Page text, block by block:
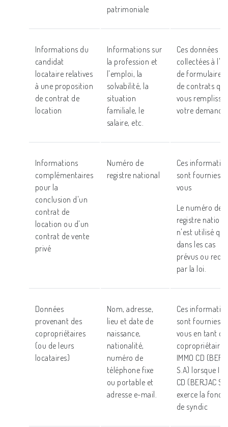
patrimoniale
Informations du
candidat
locataire relatives
à une proposition
de contrat de
location
Informations sur
la profession et
l'emploi, la
solvabilité, la
situation
familiale, le
salaire, etc.
Ces données
collectées à
de formulaires
de contrats
vous
votre demande.
Informations
complémentaires
pour la
conclusion d'un
contrat de
location ou d'un
contrat de vente
privé
Numéro de
registre national
Ces
sont fournies
vous
Le numéro de
registre
n'est utilisé que
dans les cas
prévus ou
par la loi.
Données
provenant des
copropriétaires
(ou de leurs
locataires)
Nom, adresse,
lieu et date de
naissance,
nationalité,
numéro de
téléphone fixe
ou portable et
adresse e-mail.
Ces
sont fournies
vous en tant
copropriétaire
IMMO CD
S.A) lorsque
CD (BERJAC
exerce la
de syndic